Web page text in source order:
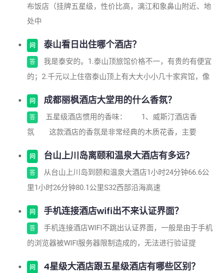
布饭店（挂牌五星级，性价比高，漓江和象鼻山附近、地
处中
问 泰山看日出住哪个酒店？
答
我是泰安的。1.泰山顶旅馆价格不一，有贵的有便宜
的；2.千元以上住宿泰山顶上有大大小小几十家宾馆，像
问 成都丽枫酒店大堂用的什么香氛？
答
五星级酒店惯用的香味： 1、威斯汀酒店香
氛 这款酒店的香氛是非常经典的木质花香，主要
问 台山上川岛离颐和温泉大酒店有多远？
答
从台山上川岛到颐和温泉大酒店1小时24分钟66.6公
里1小时26分钟80.1公里S32西部沿海高速
问 手机连接酒店wifi出不来认证界面？
答
手机连接酒店WIFI不跳出认证界面，一般是由于手机
的浏览器被WIFI服务器限制造成的，无法进行验证提
问 4星级大酒店跟五星级酒店有哪些区别？